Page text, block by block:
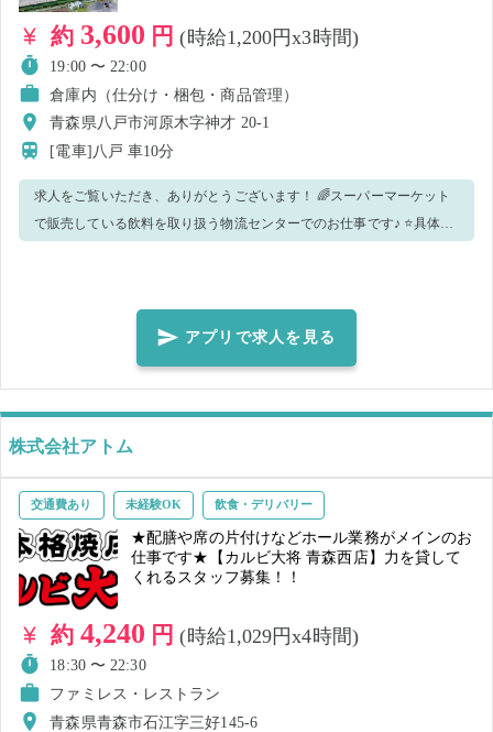
をコンベアに並べる ・原料を缶に詰める ※難しい作業はありません。
先輩スタッフが丁寧にサポートしますので、製造未経験の方も安心し
てスタートできます！ おすすめPOINT 🌟 未経験・ブランク歓迎！ シ
ンプルな作業が中心なので、工場勤務が初めての方でも安心です。 🌟
モクモク・コツコツ働ける！ 接客はなく、自分の作業に集中して働き
たい方にぴったりのお仕事です。 🌟 長期勤務も歓迎！ 「まずは3日働
すすめ ・コツコツ作業が好きな方 ・食品製造に興味がある方 ・長期で
働ける職場を探している方 ・安定した環境で働きたい方 【応募条件】
ジ】 🌿会社紹介 1948年5月設立。「子どもはせかいのたから」という
想いを大切に、余計な添加物を使わず、安心・安全・おいしさにこだ
わった食品づくりを続けている食品メーカーです。 サバ缶売上日本一
の暮らしを支える、やりがいのある仕事に挑戦してみませんか？ 【📋
直接雇用後の条件】 雇用形態 契約社員 契約期間：6か月（原則自動更
新） 正社員登用制度あり 給与 日給：10,800円（時給換算：約1,350円）
昇給あり 賞与なし 各種手当 🚗 通勤手当：月額最大20,000円 （通勤距
離に応じて1,000円～20,000円支給） ❄️ 寒冷地手当：月額7,200円～
12,000円 （10月～3月のみ支給） こんな方におすすめ！ ・長く安定し
る方 ・安心・安全な食品づくりに携わりたい ご応募お待ちしておりま
す✨
約 3,600 円(時給1,200円x3時間)
19:00 〜 22:00
倉庫内（仕分け・梱包・商品管理）
青森県八戸市河原木字神才 20-1
[電車]八戸車10分
求人をご覧いただき、ありがとうございます！ 🌈スーパーマーケット
で販売している飲料を取り扱う物流センターでのお仕事です♪ ⭐具体的
す。 ＜20kg～25kgの荷物を継続的に扱う作業になりますので、労働基
準法、女性労働基準規則及び厚生労働省告示に基づき、男性のみの募
集とさせていただきます。＞ 分からないことは周りのスタッフに聞い
てくださいね🍀
アプリで求人を見る
株式会社アトム
交通費あり 未経験OK 飲食・デリバリー
★配膳や席の片付けなどホール業務がメインのお
仕事です★【カルビ大将 青森西店】力を貸して
くれるスタッフ募集！！
約 4,240 円(時給1,029円x4時間)
18:30 〜 22:30
ファミレス・レストラン
青森県青森市石江字三好145-6